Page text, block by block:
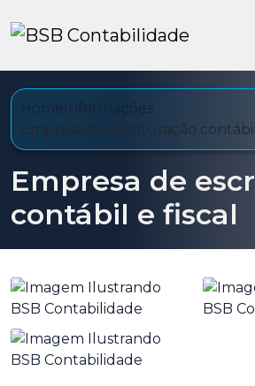
HomeInformações
Empresa de escrituração
Empresa de
contábil e fiscal